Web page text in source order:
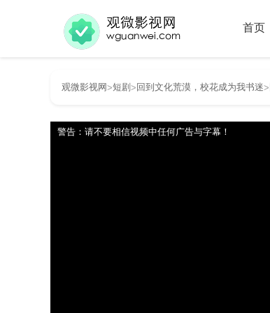
首页
观微影视网>短剧 > 回到文化荒漠，校花成为我书迷>
警告：请不要相信视频中任何广告与字幕！